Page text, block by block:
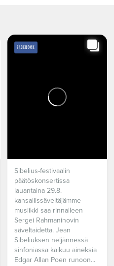
Sibelius-festivaalin
päätöskonsertissa
lauantaina 29.8.
kansallissäveltäjämme
musiikki saa rinnalleen
Sergei Rahmaninovin
säveltaidetta. Jean
Sibeliuksen neljännessä
sinfoniassa kaikuu aineksia
Edgar Allan Poen runoon...
FACEBOOK